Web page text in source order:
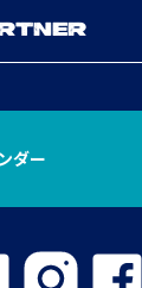
ダー